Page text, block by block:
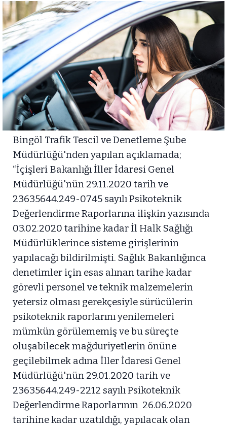
Bingöl Trafik Tescil ve Denetleme Şube
Müdürlüğü'nden yapılan açıklamada;
“İçişleri Bakanlığı İller İdaresi Genel
Müdürlüğü'nün 29.11.2020 tarih ve
23635644.249-0745 sayılı Psikoteknik
Değerlendirme Raporlarına ilişkin yazısında
03.02.2020 tarihine kadar İl Halk Sağlığı
Müdürlüklerince sisteme girişlerinin
yapılacağı bildirilmişti. Sağlık Bakanlığınca
denetimler için esas alınan tarihe kadar
görevli personel ve teknik malzemelerin
yetersiz olması gerekçesiyle sürücülerin
psikoteknik raporlarını yenilemeleri
mümkün görülememiş ve bu süreçte
oluşabilecek mağduriyetlerin önüne
geçilebilmek adına İller İdaresi Genel
Müdürlüğü'nün 29.01.2020 tarih ve
23635644.249-2212 sayılı Psikoteknik
Değerlendirme Raporlarının 26.06.2020
tarihine kadar uzatıldığı, yapılacak olan